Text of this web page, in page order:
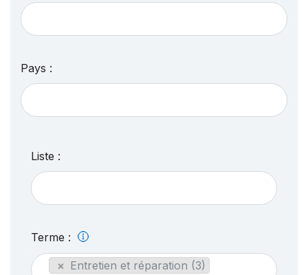
Pays :
Liste :
Terme :
× Entretien et réparation (3)